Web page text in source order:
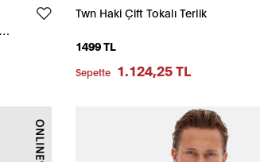
Twn Haki Çift Tokalı Terlik
1499 TL
Sepette 1.124,25 TL